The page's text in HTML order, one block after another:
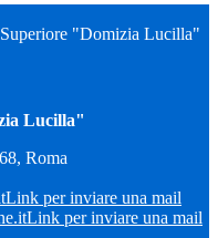
"Domizia Lucilla"
Lucilla"
Roma
Link per inviare una mail
Link per inviare una mail